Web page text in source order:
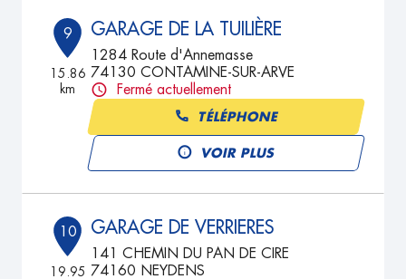
9
15.86
km
GARAGE DE LA TUILIÈRE
1284 Route d'Annemasse
74130 CONTAMINE-SUR-ARVE
Fermé actuellement
TÉLÉPHONE
VOIR PLUS
10
19.95
GARAGE DE VERRIERES
141 CHEMIN DU PAN DE CIRE
74160 NEYDENS